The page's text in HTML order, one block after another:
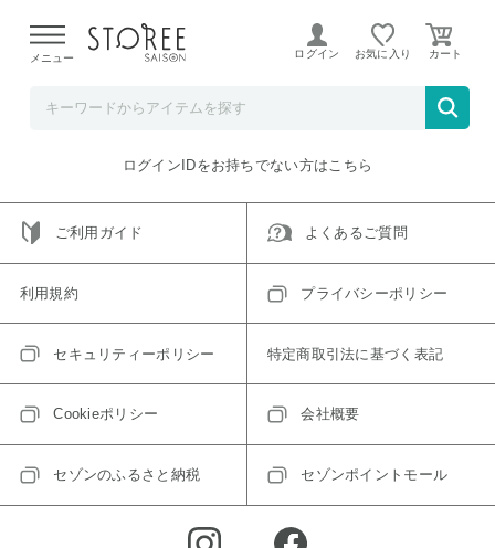
よる配送遅延が発生しております。
メニュー ログイン お気に入り
ご指定のアイテムは取り扱い終了、またはただいま取り扱い
トップへ戻る
ログインIDをお持ちでない方はこちら
ご利用ガイド よくあるご質問
利用規約 プライバシーポリシー
セキュリティーポリシー 特定商取引法に基づく表記
Cookieポリシー 会社概要
セゾンのふるさと納税 セゾンポイントモール